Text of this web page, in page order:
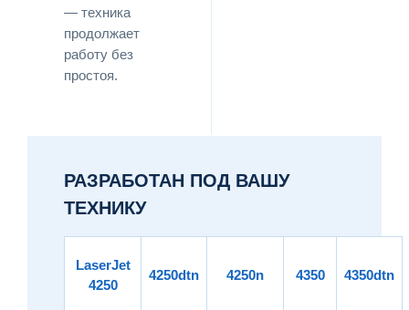
— техника
продолжает
работу без
простоя.
РАЗРАБОТАН ПОД ВАШУ
ТЕХНИКУ
LaserJet
4250
4250dtn 4250n 4350 4350dtn